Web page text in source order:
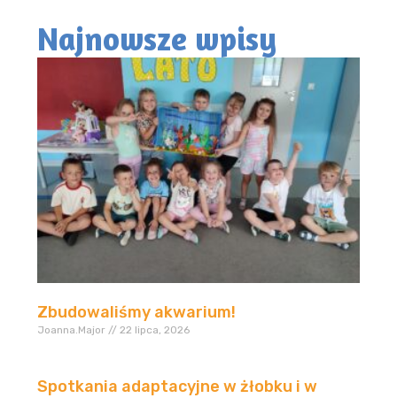
Najnowsze wpisy
Zbudowaliśmy akwarium!
Joanna.Major 22 lipca, 2026
Spotkania adaptacyjne w żłobku i w